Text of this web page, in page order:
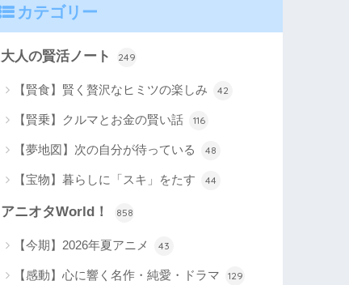
カテゴリー
大人の賢活ノート 249
【賢食】賢く贅沢なヒミツの楽しみ 42
【賢乗】クルマとお金の賢い話 116
【夢地図】次の自分が待っている 48
【宝物】暮らしに「スキ」をたす 44
アニオタWorld！ 858
【今期】2026年夏アニメ 43
【感動】心に響く名作・純愛・ドラマ 129